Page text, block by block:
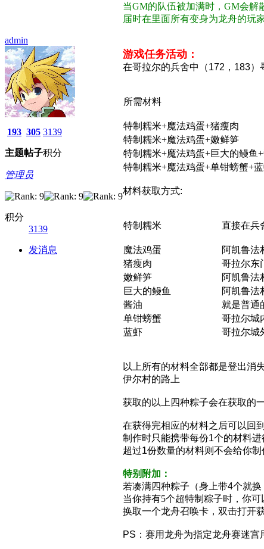
admin
193
主题
305
帖子
3139
积分
管理员
积分
3139
发消息
当GM的队伍被加满时，GM会解
届时在里面所有变身为龙舟的玩
游戏任务活动：
在哥拉尔的兵舍中（172，183）
所需材料
特制糯米+魔法鸡蛋+猪瘦肉
特制糯米+魔法鸡蛋+嫩鲜笋
特制糯米+魔法鸡蛋+巨大的鳗鱼
特制糯米+魔法鸡蛋+单钳螃蟹+
材料获取方式:
特制糯米 直接在兵
魔法鸡蛋
阿凯鲁法
猪瘦肉
哥拉尔东
嫩鲜笋
阿凯鲁法
巨大的鳗鱼
阿凯鲁法
酱油
就是普通
单钳螃蟹
哥拉尔城
蓝虾
哥拉尔城
以上所有的材料全部都是登出消
伊尔村的路上
获取的以上四种粽子会在获取的
在获得完相应的材料之后可以回
制作时只能携带每份1个的材料进
超过1份数量的材料则不会给你制
特别附加：
若凑满四种粽子（身上带4个就
当你持有5个超特制粽子时，你可
换取一个龙舟召唤卡，双击打开
PS：赛用龙舟为指定龙舟赛迷宫